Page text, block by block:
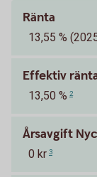
Ränta
13,55 %
Effektiv
13,50 % 2
Årsavgift
0 kr 3